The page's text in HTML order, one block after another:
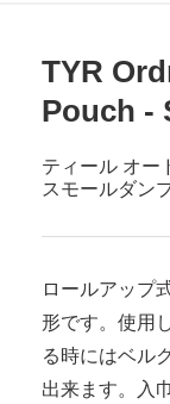
TYR
Pouch -
ティール オー
スモールダン
ロールアップ
形です。使用
る時にはベル
出来ます。入